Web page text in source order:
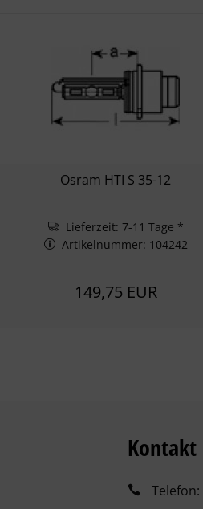
Osram HTI S 35-12
Lieferzeit: 7-11 Tage *
Artikelnummer: 104242
149,75 EUR
Kontakt
Telefon: